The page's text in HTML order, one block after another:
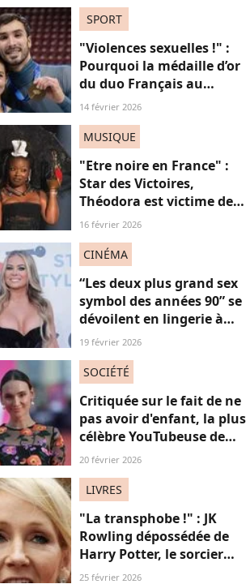
SPORT
"Violences sexuelles !" :
Pourquoi la médaille d’or
du duo Français au
patinage aux JO fait
14 février 2026
MUSIQUE
"Etre noire en France" :
Star des Victoires,
Théodora est victime de
misogynoir : qu’est-ce que
16 février 2026
CINÉMA
“Les deux plus grand sex
symbol des années 90” se
dévoilent en lingerie à
plus de 50 ans, face au
19 février 2026
SOCIÉTÉ
Critiquée sur le fait de ne
pas avoir d'enfant, la plus
célèbre YouTubeuse de
France répond aux
fragile"
20 février 2026
LIVRES
"La transphobe !" : JK
Rowling dépossédée de
Harry Potter, le sorcier
appartient il aux fans ?
25 février 2026